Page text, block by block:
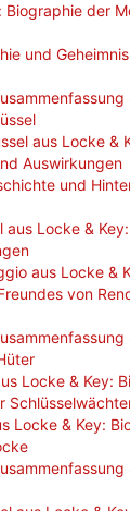
Biographie der
und
aus Locke &
Auswirkungen
und
aus Locke &
aus Locke &
von
Locke & Key:
Locke & Key: